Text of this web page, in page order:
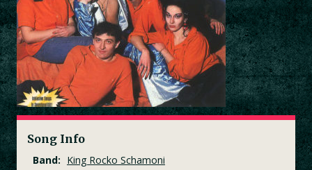
Song Info
Band: King Rocko Schamoni